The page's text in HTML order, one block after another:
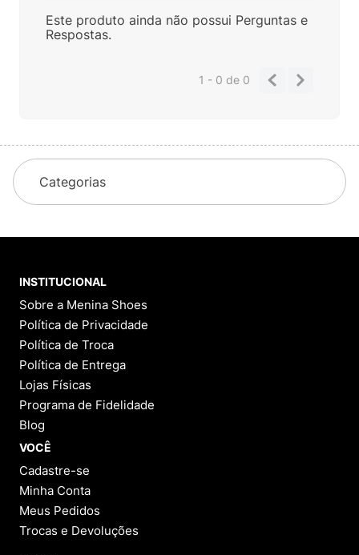
Este produto ainda não possui Perguntas e
Respostas.
1 - 0de 0
Categorias
INSTITUCIONAL
Sobre a Menina Shoes
Política de Privacidade
Política de Troca
Política de Entrega
Lojas Físicas
Programa de Fidelidade
Blog
VOCÊ
Cadastre-se
Minha Conta
Meus Pedidos
Trocas e Devoluções